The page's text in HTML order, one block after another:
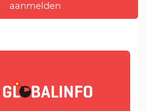
GLOBALINFO.nl